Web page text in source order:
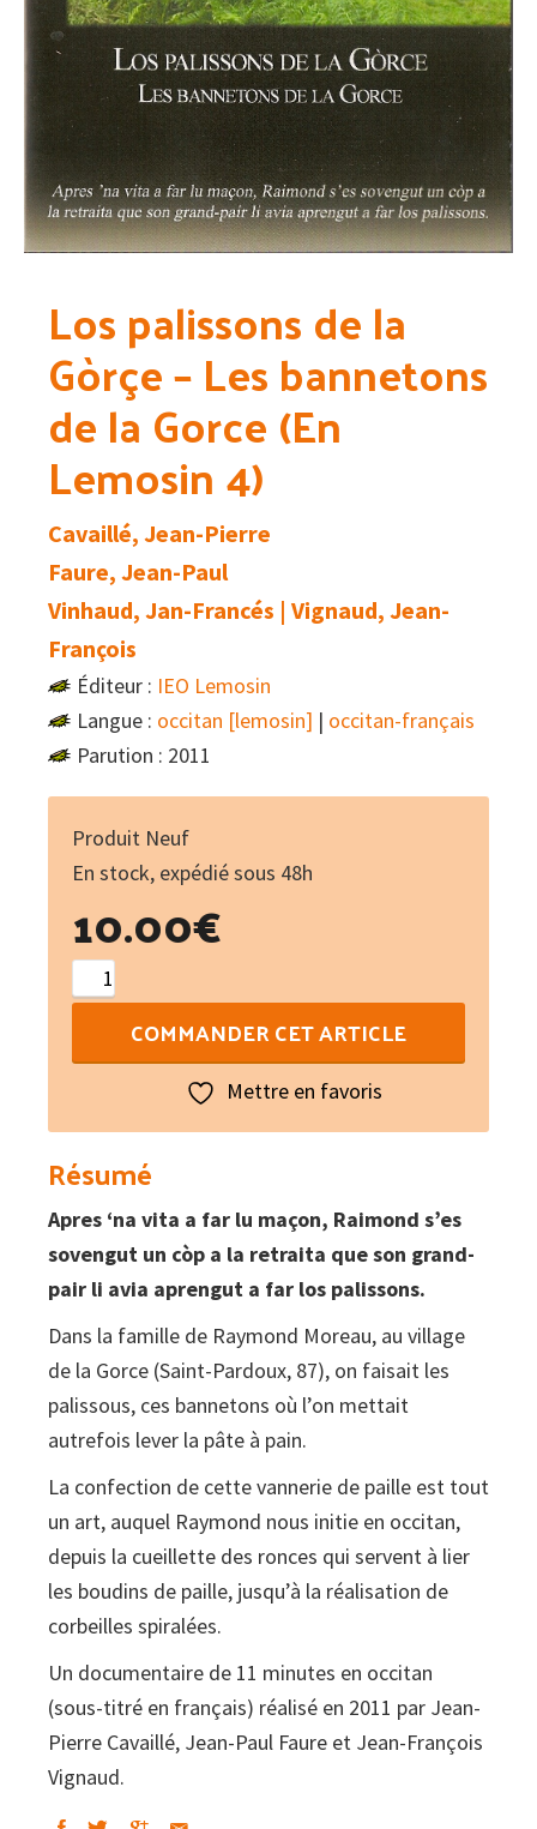
Los palissons de la
Gòrçe – Les bannetons
de la Gorce (En
Lemosin 4)
Cavaillé, Jean-Pierre
Faure, Jean-Paul
Vinhaud, Jan-Francés | Vignaud, Jean-
François
Éditeur : IEO Lemosin
Langue : occitan [lemosin] | occitan-français
Parution : 2011
Produit Neuf
En stock, expédié sous 48h
10.00€
quantité
de
Gòrçe
-
Les
bannetons
la
Gorce
(En
4)
COMMANDER CET ARTICLE
Mettre en favoris
Résumé
Apres ‘na vita a far lu maçon, Raimond s’es
sovengut un còp a la retraita que son grand-
pair li avia aprengut a far los palissons.
Dans la famille de Raymond Moreau, au village
de la Gorce (Saint-Pardoux, 87), on faisait les
palissous, ces bannetons où l’on mettait
autrefois lever la pâte à pain.
La confection de cette vannerie de paille est tout
un art, auquel Raymond nous initie en occitan,
depuis la cueillette des ronces qui servent à lier
les boudins de paille, jusqu’à la réalisation de
corbeilles spiralées.
Un documentaire de 11 minutes en occitan
(sous-titré en français) réalisé en 2011 par Jean-
Pierre Cavaillé, Jean-Paul Faure et Jean-François
Vignaud.